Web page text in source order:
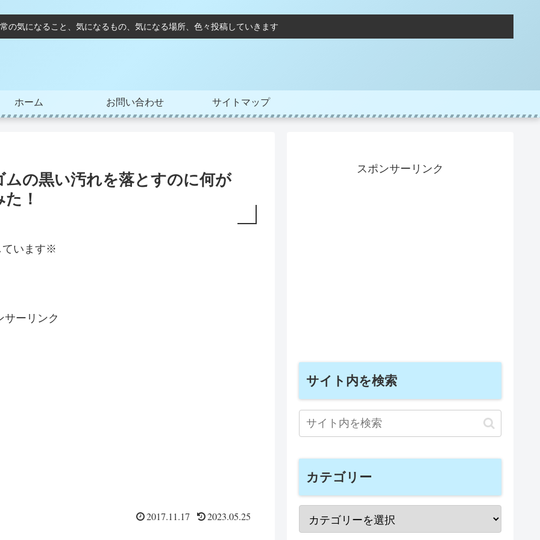
の気になること、気になるもの、気になる場所、色々投稿していきます
ホーム お問い合わせ サイトマップ
の黒い汚れを落とすのに何が
！
ています※
サーリンク
2017.11.17 2023.05.25
スポンサーリンク
サイト内を検索
カテゴリー